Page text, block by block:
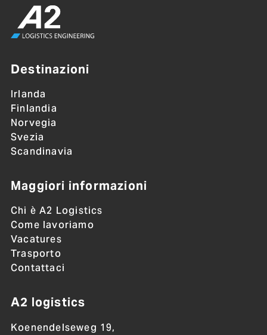
Destinazioni
Irlanda
Finlandia
Norvegia
Svezia
Scandinavia
Maggiori informazioni
Chi è A2 Logistics
Come lavoriamo
Vacatures
Trasporto
Contattaci
A2 logistics
Koenendelseweg 19,